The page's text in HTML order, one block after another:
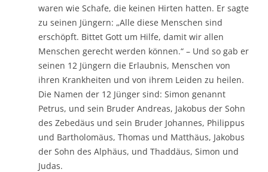
waren wie Schafe, die keinen Hirten hatten. Er sagte
zu seinen Jüngern: „Alle diese Menschen sind
erschöpft. Bittet Gott um Hilfe, damit wir allen
Menschen gerecht werden können.“ – Und so gab er
seinen 12 Jüngern die Erlaubnis, Menschen von
ihren Krankheiten und von ihrem Leiden zu heilen.
Die Namen der 12 Jünger sind: Simon genannt
Petrus, und sein Bruder Andreas, Jakobus der Sohn
des Zebedäus und sein Bruder Johannes, Philippus
und Bartholomäus, Thomas und Matthäus, Jakobus
der Sohn des Alphäus, und Thaddäus, Simon und
Judas.